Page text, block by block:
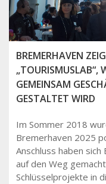
BREMERHAVEN
„TOURISMUSLAB“,
GEMEINSAM
GESTALTET WIRD
Im Sommer 2018
Bremerhaven 2025
Anschluss haben
auf den Weg
Schlüsselprojekte in